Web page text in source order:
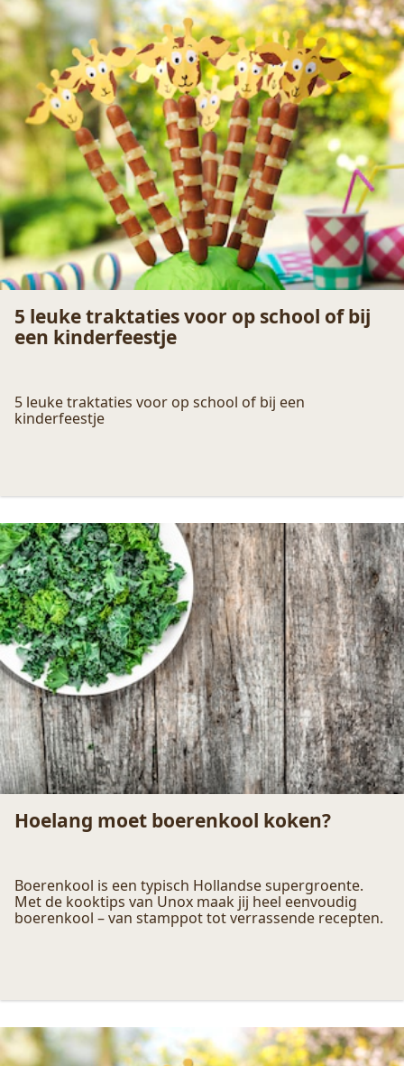
Deze groenten verbouw je zelf in je
moestuin
Heb je altijd al “ja, dit gerecht heb ik helemaal zelf
gemaakt” willen zeggen?
5 leuke traktaties voor op school of bij
een kinderfeestje
5 leuke traktaties voor op school of bij een
kinderfeestje